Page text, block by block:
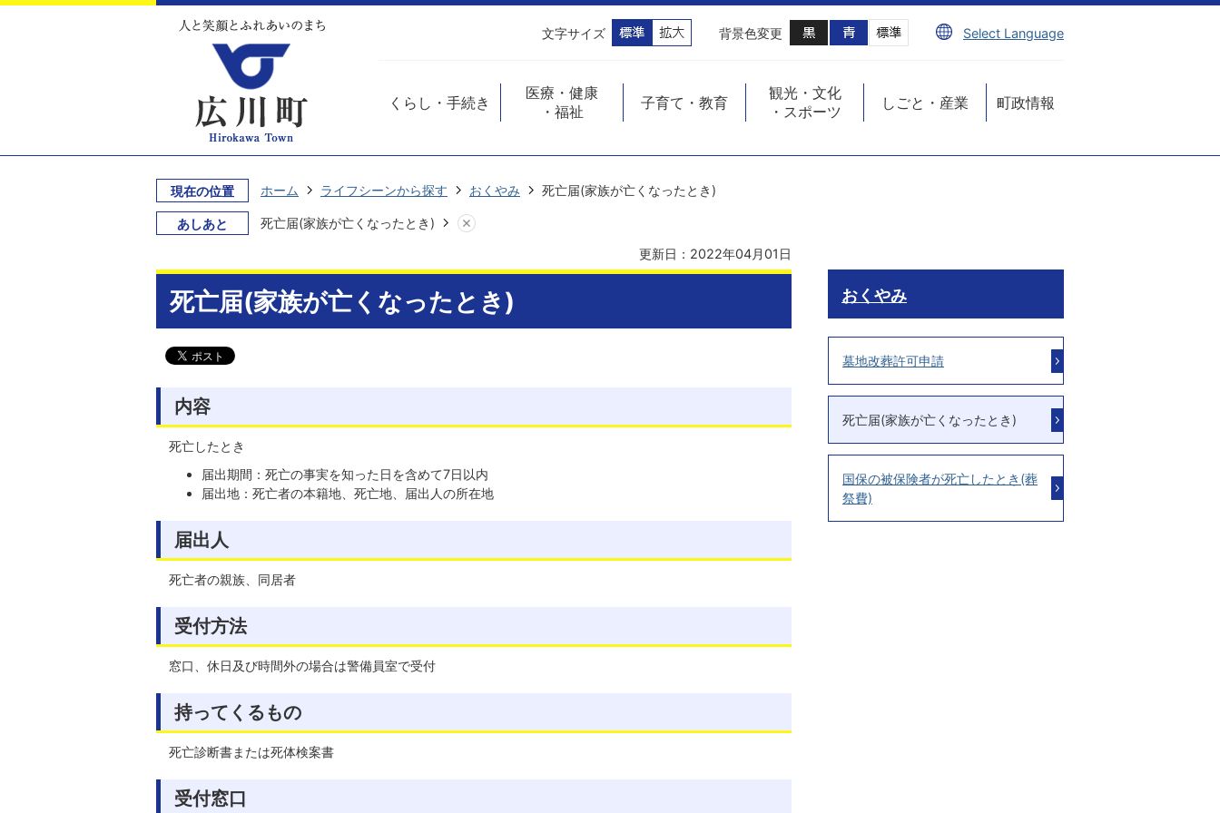
文字サイズ 背景色変更 Select Language
くらし・手続き
医療・健康
・福祉
子育て・教育
観光・文化
・スポーツ
しごと・産業 町政情報
現在の位置 ホーム ライフシーンから探す おくやみ 死亡届(家族が亡くなったとき)
あしあと
死亡届(家族が亡くなったとき)
更新日：2022年04月01日
死亡届(家族が亡くなったとき)
内容
死亡したとき
届出期間：死亡の事実を知った日を含めて7日以内
届出地：死亡者の本籍地、死亡地、届出人の所在地
届出人
死亡者の親族、同居者
受付方法
窓口、休日及び時間外の場合は警備員室で受付
持ってくるもの
死亡診断書または死体検案書
受付窓口
おくやみ
墓地改葬許可申請
死亡届(家族が亡くなったとき)
国保の被保険者が死亡したとき(葬
祭費)